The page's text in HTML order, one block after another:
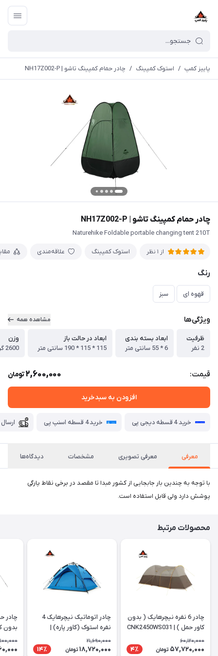
پاییز کمپ / استوک کمپینگ / چادر حمام کمپینگ تاشو | NH17Z002-P
چادر حمام کمپینگ تاشو | NH17Z002-P
Naturehike Foldable portable changing tent 210T
از 1 نظر استوک کمپینگ علاقه‌مندی
رنگ
قهوه ای سبز
ویژگی‌ها مشاهده همه
ظرفیت
2 نفر
ابعاد بسته بندی
6 * 55 سانتی متر
ابعاد در حالت باز
115 * 115 * 190 سانتی متر
وزن
2600 گرم
قیمت: 2,600,000تومان
افزودن به سبدخرید
خرید 4 قسطه دیجی پی خرید 4 قسطه اسنپ پی
معرفی معرفی تصویری مشخصات دیدگاه‌ها
با توجه به چندین بار جابجایی از کشور مبدا تا مقصد در برخی نقاط پارگی
پوشش دارد ولی قابل استفاده است.
محصولات مرتبط
چادر 6 نفره نیچرهایک ( بدون
کاور حمل ) | CNK2450WS031
60,120,000
57,720,000 تومان 4٪
چادر اتوماتیک نیچرهایک 4
نفره استوک (کاور پاره) |
NH21zp008
21,690,000
18,720,000 تومان 14٪
چادر
بدون
P